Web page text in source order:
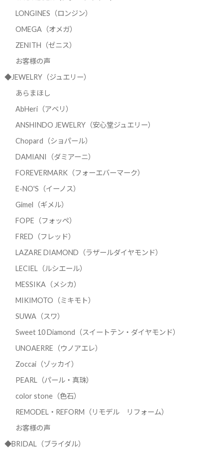
LONGINES（ロンジン）
OMEGA（オメガ）
ZENITH（ゼニス）
お客様の声
◆JEWELRY（ジュエリー）
あらまほし
AbHeri（アベリ）
ANSHINDO JEWELRY（安心堂ジュエリー）
Chopard（ショパール）
DAMIANI（ダミアーニ）
FOREVERMARK（フォーエバーマーク）
E-NO'S（イーノス）
Gimel（ギメル）
FOPE（フォッペ）
FRED（フレッド）
LAZARE DIAMOND（ラザールダイヤモンド）
LECIEL（ルシエール）
MESSIKA（メシカ）
MIKIMOTO（ミキモト）
SUWA（スワ）
Sweet 10 Diamond（スイートテン・ダイヤモンド）
UNOAERRE（ウノアエレ）
Zoccai（ゾッカイ）
PEARL（パール・真珠）
color stone（色石）
REMODEL・REFORM（リモデル リフォーム）
お客様の声
◆BRIDAL（ブライダル）